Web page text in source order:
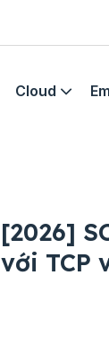
Cloud
[2026]
với TCP